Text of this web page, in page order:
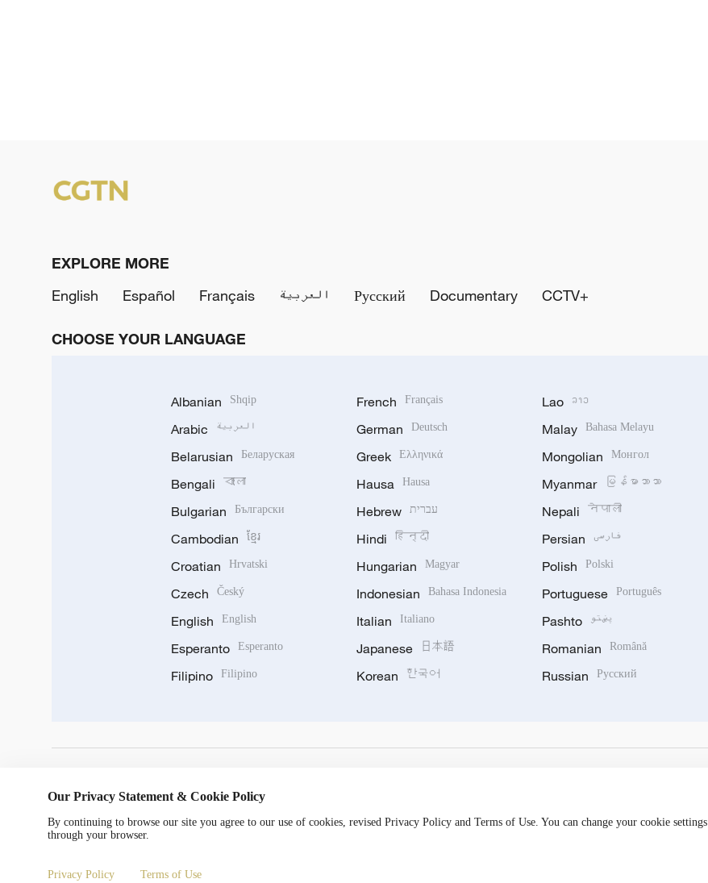
EXPLORE MORE
English
Español Français العربية Русский Documentary CCTV+
CHOOSE YOUR LANGUAGE
Albanian Shqip
Arabic العربية
Belarusian Беларуская
Bengali বাংলা
Bulgarian Български
Cambodian ខ្មែរ
Croatian Hrvatski
Czech Český
English English
Esperanto Esperanto
Filipino Filipino
French Français
German Deutsch
Greek Ελληνικά
Hausa Hausa
Hebrew עברית
Hindi हिन्दी
Hungarian Magyar
Indonesian Bahasa Indonesia
Italian Italiano
Japanese 日本語
Korean 한국어
Lao ລາວ
Malay Bahasa Melayu
Mongolian Монгол
Myanmar မြန်မာဘာသာ
Nepali नेपाली
Persian فارسی
Polish Polski
Portuguese Português
Pashto پښتو
Romanian Română
Russian Русский
© China Radio International.CRI. All Rights Reserved. 16A Shijingshan Road, Beijing, China. 100040
Our Privacy Statement & Cookie Policy
By continuing to browse our site you agree to our use of cookies, revised Privacy Policy and Terms of Use. You can change your cookie settings
through your browser.
Privacy Policy Terms of Use